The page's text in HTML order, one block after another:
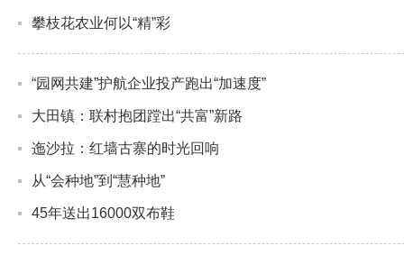
攀枝花农业何以“精”彩
“园网共建”护航企业投产跑出“加速度”
大田镇：联村抱团蹚出“共富”新路
迤沙拉：红墙古寨的时光回响
从“会种地”到“慧种地”
45年送出16000双布鞋